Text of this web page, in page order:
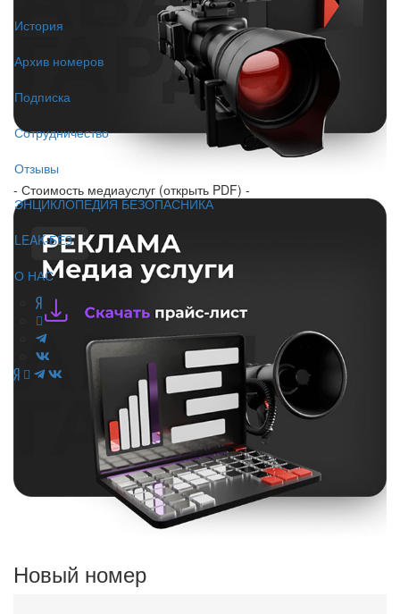
История
Архив номеров
Подписка
Сотрудничество
Отзывы
ЭНЦИКЛОПЕДИЯ БЕЗОПАСНИКА
LEAK-БЕЗ
О НАС
- Стоимость медиауслуг (открыть PDF) -
Новый номер